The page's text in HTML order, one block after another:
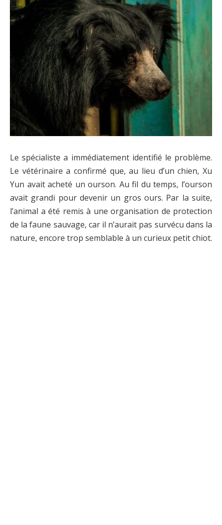
Le spécialiste a immédiatement identifié le problème.
Le vétérinaire a confirmé que, au lieu d’un chien, Xu
Yun avait acheté un ourson. Au fil du temps, l’ourson
avait grandi pour devenir un gros ours. Par la suite,
l’animal a été remis à une organisation de protection
de la faune sauvage, car il n’aurait pas survécu dans la
nature, encore trop semblable à un curieux petit chiot.